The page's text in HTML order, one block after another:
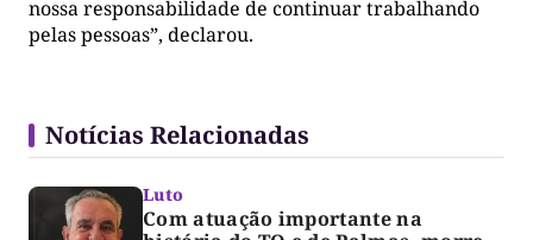
nossa responsabilidade de continuar trabalhando
pelas pessoas”, declarou.
Notícias Relacionadas
Luto
Com atuação importante na